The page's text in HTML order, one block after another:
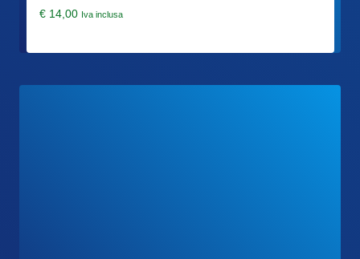
€14,00 Iva inclusa